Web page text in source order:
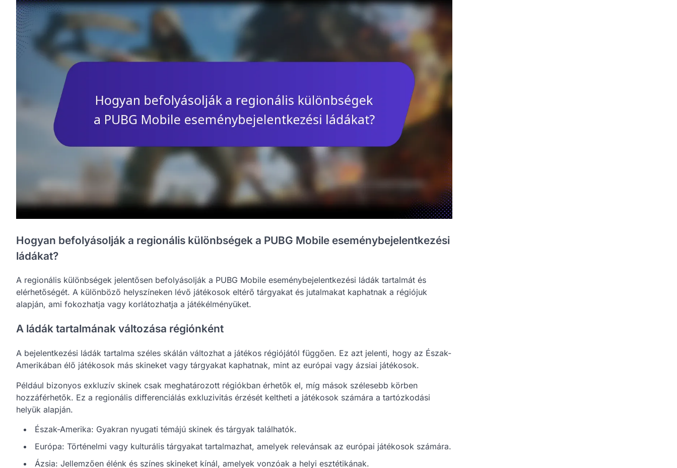
Hogyan befolyásolják a regionális különbségek a PUBG Mobile eseménybejelentkezési
ládákat?
A regionális különbségek jelentősen befolyásolják a PUBG Mobile eseménybejelentkezési ládák tartalmát és
elérhetőségét. A különböző helyszíneken lévő játékosok eltérő tárgyakat és jutalmakat kaphatnak a régiójuk
alapján, ami fokozhatja vagy korlátozhatja a játékélményüket.
A ládák tartalmának változása régiónként
A bejelentkezési ládák tartalma széles skálán változhat a játékos régiójától függően. Ez azt jelenti, hogy az Észak-
Amerikában élő játékosok más skineket vagy tárgyakat kaphatnak, mint az európai vagy ázsiai játékosok.
Például bizonyos exkluzív skinek csak meghatározott régiókban érhetők el, míg mások szélesebb körben
hozzáférhetők. Ez a regionális differenciálás exkluzivitás érzését keltheti a játékosok számára a tartózkodási
helyük alapján.
Észak-Amerika: Gyakran nyugati témájú skinek és tárgyak találhatók.
Európa: Történelmi vagy kulturális tárgyakat tartalmazhat, amelyek relevánsak az európai játékosok számára.
Ázsia: Jellemzően élénk és színes skineket kínál, amelyek vonzóak a helyi esztétikának.